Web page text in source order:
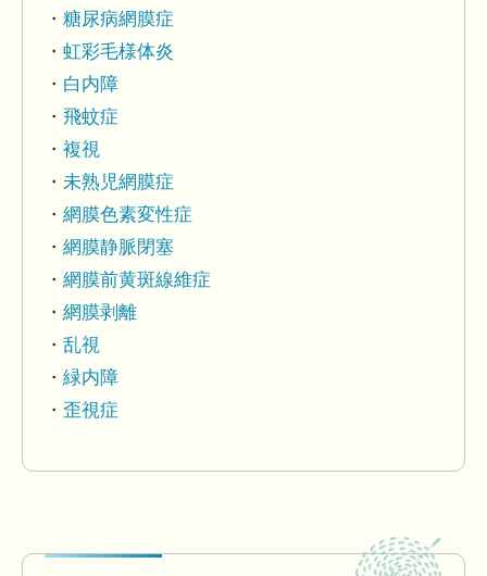
糖尿病網膜症
虹彩毛様体炎
白内障
飛蚊症
複視
未熟児網膜症
網膜色素変性症
網膜静脈閉塞
網膜前黄斑線維症
網膜剥離
乱視
緑内障
歪視症